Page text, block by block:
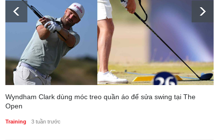
Wyndham Clark dùng móc treo quần áo để sửa swing tại The
Open
Training 3 tuần trước